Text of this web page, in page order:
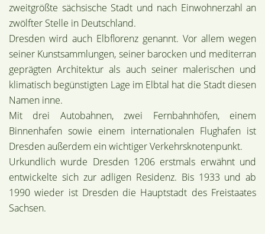
zweitgrößte sächsische Stadt und nach Einwohnerzahl an
zwölfter Stelle in Deutschland.
Dresden wird auch Elbflorenz genannt. Vor allem wegen
seiner Kunstsammlungen, seiner barocken und mediterran
geprägten Architektur als auch seiner malerischen und
klimatisch begünstigten Lage im Elbtal hat die Stadt diesen
Namen inne.
Mit drei Autobahnen, zwei Fernbahnhöfen, einem
Binnenhafen sowie einem internationalen Flughafen ist
Dresden außerdem ein wichtiger Verkehrsknotenpunkt.
Urkundlich wurde Dresden 1206 erstmals erwähnt und
entwickelte sich zur adligen Residenz. Bis 1933 und ab
1990 wieder ist Dresden die Hauptstadt des Freistaates
Sachsen.